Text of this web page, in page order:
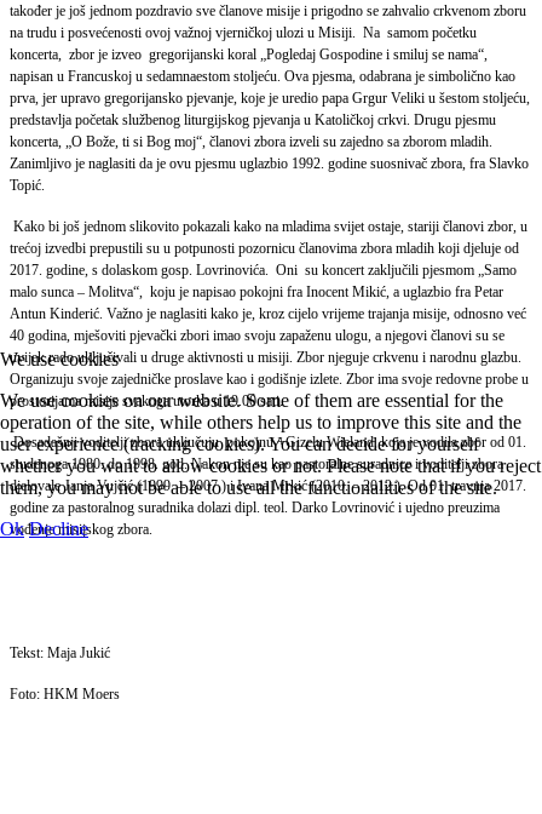
također je još jednom pozdravio sve članove misije i prigodno se zahvalio crkvenom zboru
na trudu i posvećenosti ovoj važnoj vjerničkoj ulozi u Misiji. Na samom početku
koncerta, zbor je izveo gregorijanski koral „Pogledaj Gospodine i smiluj se nama“,
napisan u Francuskoj u sedamnaestom stoljeću. Ova pjesma, odabrana je simbolično kao
prva, jer upravo gregorijansko pjevanje, koje je uredio papa Grgur Veliki u šestom stoljeću,
predstavlja početak službenog liturgijskog pjevanja u Katoličkoj crkvi. Drugu pjesmu
koncerta, „O Bože, ti si Bog moj“, članovi zbora izveli su zajedno sa zborom mladih.
Zanimljivo je naglasiti da je ovu pjesmu uglazbio 1992. godine suosnivač zbora, fra Slavko
Topić.
Kako bi još jednom slikovito pokazali kako na mladima svijet ostaje, stariji članovi zbor, u
trećoj izvedbi prepustili su u potpunosti pozornicu članovima zbora mladih koji djeluje od
2017. godine, s dolaskom gosp. Lovrinovića. Oni su koncert zaključili pjesmom „Samo
malo sunca – Molitva“, koju je napisao pokojni fra Inocent Mikić, a uglazbio fra Petar
Antun Kinderić. Važno je naglasiti kako je, kroz cijelo vrijeme trajanja misije, odnosno već
40 godina, mješoviti pjevački zbori imao svoju zapaženu ulogu, a njegovi članovi su se
uvijek rado uključivali u druge aktivnosti u misiji. Zbor njeguje crkvenu i narodnu glazbu.
Organizuju svoje zajedničke proslave kao i godišnje izlete. Zbor ima svoje redovne probe u
prostorijama misije svakoga utorka u 19.00 sati.
Dosadašnji voditelji zbora uključuju pokojnu +Gizelu Wieland, koja je vodila zbor od 01.
studenoga 1980. do 1998. god. Nakon nje su kao pastoralne suradnice i voditelji zbora
djelovale Janja Vujčić (1999. – 2007.) i Ivana Mrkić (2010. – 2012.). Od 01. travnja 2017.
godine za pastoralnog suradnika dolazi dipl. teol. Darko Lovrinović i ujedno preuzima
vođenje misijskog zbora.
Tekst: Maja Jukić
Foto: HKM Moers
We use cookies
We use cookies on our website. Some of them are essential for the
operation of the site, while others help us to improve this site and the
user experience (tracking cookies). You can decide for yourself
whether you want to allow cookies or not. Please note that if you reject
them, you may not be able to use all the functionalities of the site.
Ok Decline